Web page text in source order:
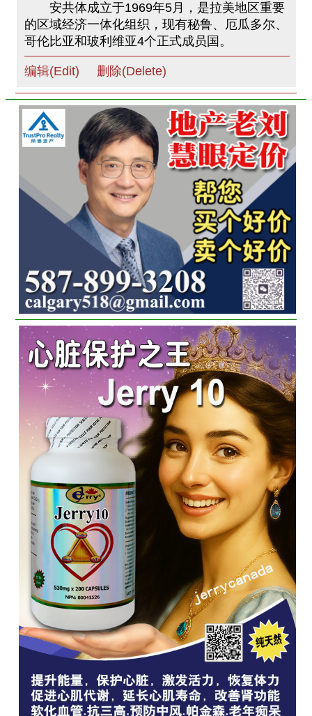
安共体成立于1969年5月，是拉美地区重要
的区域经济一体化组织，现有秘鲁、厄瓜多尔、
哥伦比亚和玻利维亚4个正式成员国。
编辑(Edit) 删除(Delete)